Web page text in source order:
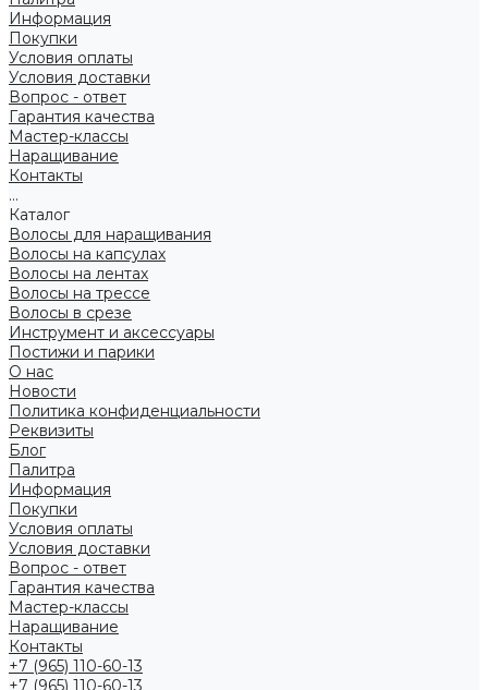
Информация
Покупки
Условия оплаты
Условия доставки
Вопрос - ответ
Гарантия качества
Мастер-классы
Наращивание
Контакты
...
Каталог
Волосы для наращивания
Волосы на капсулах
Волосы на лентах
Волосы на трессе
Волосы в срезе
Инструмент и аксессуары
Постижи и парики
О нас
Новости
Политика конфиденциальности
Реквизиты
Блог
Палитра
Информация
Покупки
Условия оплаты
Условия доставки
Вопрос - ответ
Гарантия качества
Мастер-классы
Наращивание
Контакты
+7 (965) 110-60-13
+7 (965) 110-60-13